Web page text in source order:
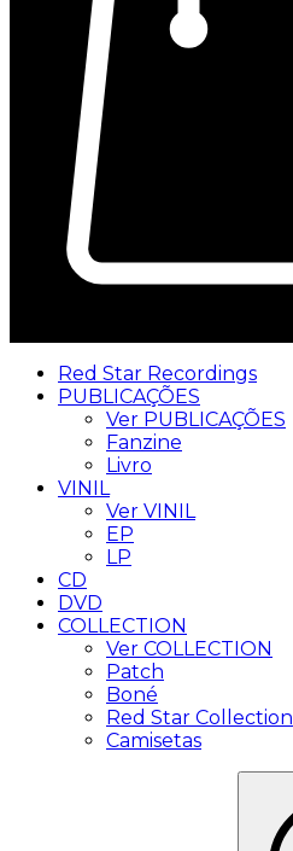
Red Star Recordings
PUBLICAÇÕES
Ver PUBLICAÇÕES
Fanzine
Livro
VINIL
Ver VINIL
EP
LP
CD
DVD
COLLECTION
Ver COLLECTION
Patch
Boné
Red Star Collection
Camisetas